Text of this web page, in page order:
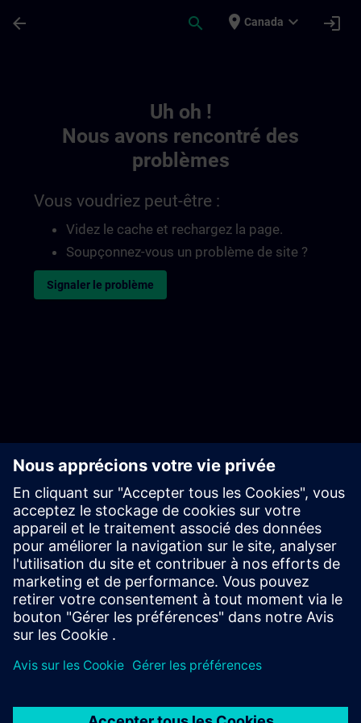
arrow_back search place Canada expand_more login
Uh oh !
Nous avons rencontré des
problèmes
Vous voudriez peut-être :
Videz le cache et rechargez la page.
Soupçonnez-vous un problème de site ?
Signaler le problème